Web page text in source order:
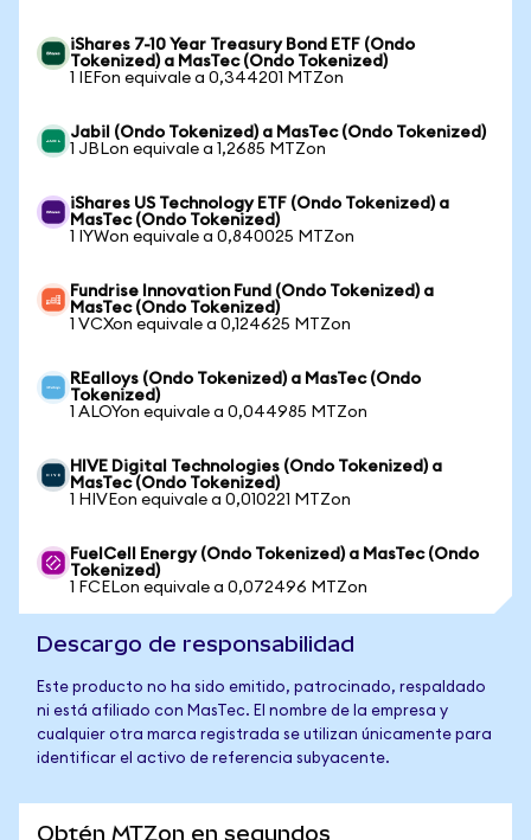
iShares 7-10 Year Treasury Bond ETF (Ondo
Tokenized) a MasTec (Ondo Tokenized)
1 IEFon equivale a 0,344201 MTZon
Jabil (Ondo Tokenized) a MasTec (Ondo Tokenized)
1 JBLon equivale a 1,2685 MTZon
iShares US Technology ETF (Ondo Tokenized) a
MasTec (Ondo Tokenized)
1 IYWon equivale a 0,840025 MTZon
Fundrise Innovation Fund (Ondo Tokenized) a
MasTec (Ondo Tokenized)
1 VCXon equivale a 0,124625 MTZon
REalloys (Ondo Tokenized) a MasTec (Ondo
Tokenized)
1 ALOYon equivale a 0,044985 MTZon
HIVE Digital Technologies (Ondo Tokenized) a
MasTec (Ondo Tokenized)
1 HIVEon equivale a 0,010221 MTZon
FuelCell Energy (Ondo Tokenized) a MasTec (Ondo
Tokenized)
1 FCELon equivale a 0,072496 MTZon
Descargo de responsabilidad
Este producto no ha sido emitido, patrocinado, respaldado
ni está afiliado con MasTec. El nombre de la empresa y
cualquier otra marca registrada se utilizan únicamente para
identificar el activo de referencia subyacente.
Obtén MTZon en segundos